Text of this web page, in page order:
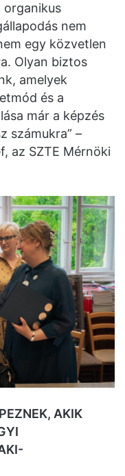
organikus
nem
egy közvetlen
Olyan biztos
amelyek
és a
már a képzés
számukra” –
az SZTE Mérnöki
AKIK